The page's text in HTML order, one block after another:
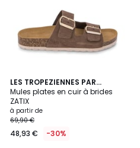
LES TROPEZIENNES PAR
M.BELARBI
Mules plates en cuir à brides
ZATIX
à partir de
69,90 €
48,93 € -30%
2
Couleurs